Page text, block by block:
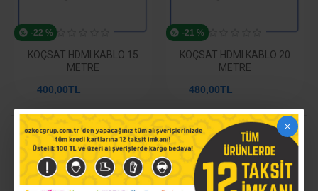
-22 %
KOÇSAT HDMI KABLO 15
METRE
400,00TL
-21 %
KOÇSAT HDMI KABLO 20
METRE
480,00TL
Tüm Ürünler Listelendi